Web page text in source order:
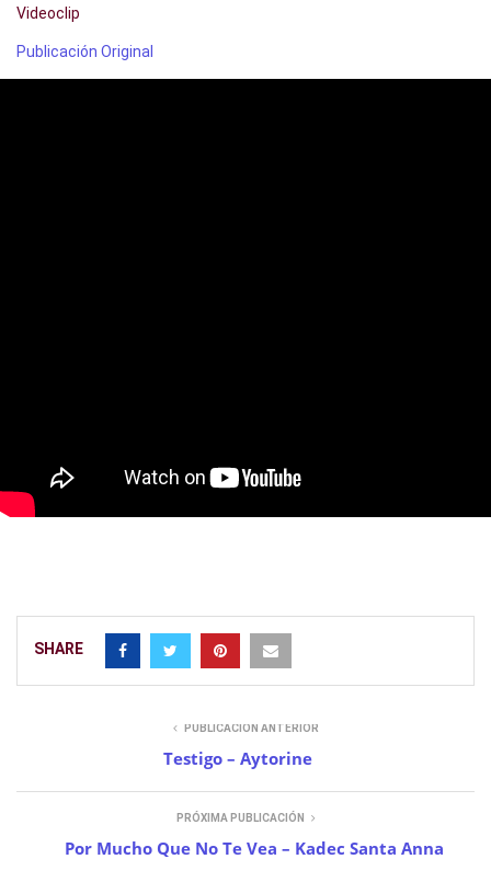
Videoclip
Publicación Original
SHARE
PUBLICACIÓN ANTERIOR
Testigo – Aytorine
PRÓXIMA PUBLICACIÓN
Por Mucho Que No Te Vea – Kadec Santa Anna